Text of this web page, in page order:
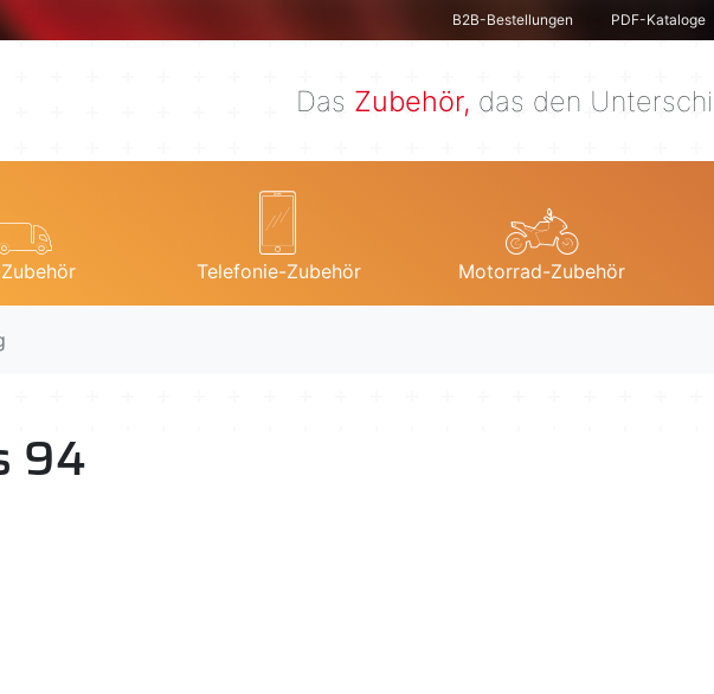
B2B-Bestellungen PDF-Kataloge
Das Zubehör, das den
Telefonie-Zubehör Motorrad-Zubehör
94